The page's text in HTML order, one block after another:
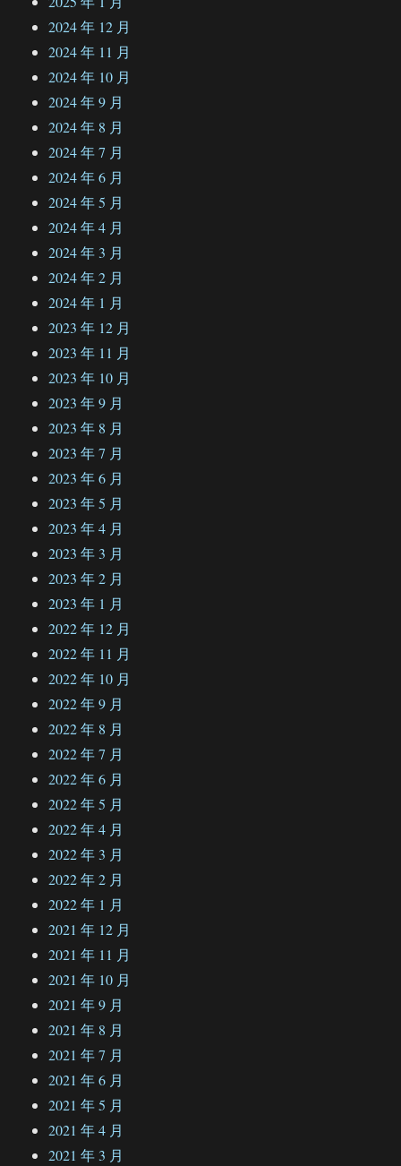
2024 年 12 月
2024 年 11 月
2024 年 10 月
2024 年 9 月
2024 年 8 月
2024 年 7 月
2024 年 6 月
2024 年 5 月
2024 年 4 月
2024 年 3 月
2024 年 2 月
2024 年 1 月
2023 年 12 月
2023 年 11 月
2023 年 10 月
2023 年 9 月
2023 年 8 月
2023 年 7 月
2023 年 6 月
2023 年 5 月
2023 年 4 月
2023 年 3 月
2023 年 2 月
2023 年 1 月
2022 年 12 月
2022 年 11 月
2022 年 10 月
2022 年 9 月
2022 年 8 月
2022 年 7 月
2022 年 6 月
2022 年 5 月
2022 年 4 月
2022 年 3 月
2022 年 2 月
2022 年 1 月
2021 年 12 月
2021 年 11 月
2021 年 10 月
2021 年 9 月
2021 年 8 月
2021 年 7 月
2021 年 6 月
2021 年 5 月
2021 年 4 月
2021 年 3 月